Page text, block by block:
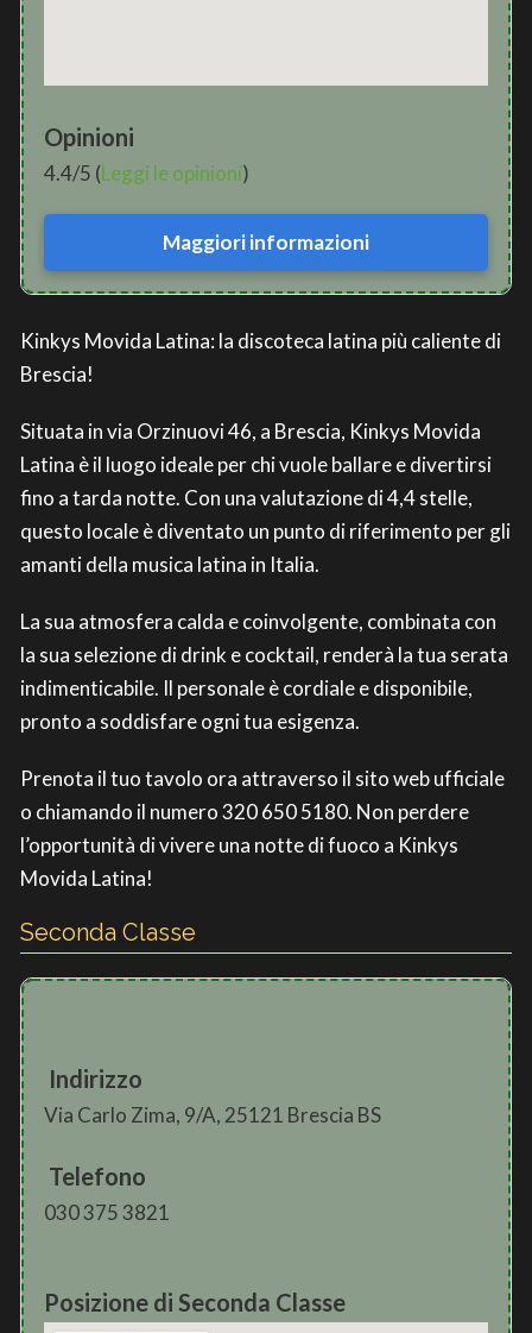
Opinioni
4.4/5 (Leggi le opinioni)
Maggiori informazioni
Kinkys Movida Latina: la discoteca latina più caliente di
Brescia!
Situata in via Orzinuovi 46, a Brescia, Kinkys Movida
Latina è il luogo ideale per chi vuole ballare e divertirsi
fino a tarda notte. Con una valutazione di 4,4 stelle,
questo locale è diventato un punto di riferimento per gli
amanti della musica latina in Italia.
La sua atmosfera calda e coinvolgente, combinata con
la sua selezione di drink e cocktail, renderà la tua serata
indimenticabile. Il personale è cordiale e disponibile,
pronto a soddisfare ogni tua esigenza.
Prenota il tuo tavolo ora attraverso il sito web ufficiale
o chiamando il numero 320 650 5180. Non perdere
l’opportunità di vivere una notte di fuoco a Kinkys
Movida Latina!
Seconda Classe
Indirizzo
Via Carlo Zima, 9/A, 25121 Brescia BS
Telefono
030 375 3821
Posizione di Seconda Classe